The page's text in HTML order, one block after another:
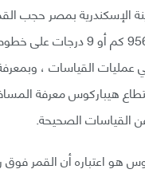
والإسكندرية وكان
القياسات ،
هو اعتباره أن القمر